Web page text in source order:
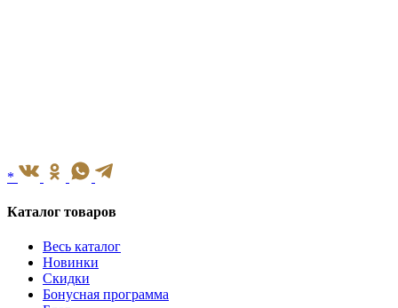
*
Каталог товаров
Весь каталог
Новинки
Скидки
Бонусная программа